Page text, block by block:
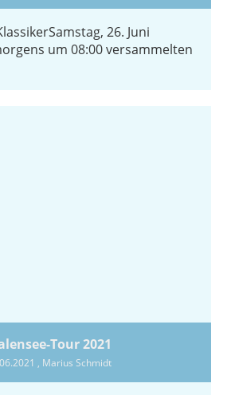
26. Juni
um 08:00 versammelten
Tour 2021
, Marius Schmidt